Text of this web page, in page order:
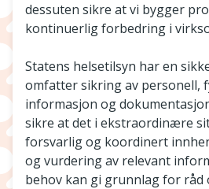
dessuten sikre at vi bygger
kontinuerlig forbedring i
Statens helsetilsyn har en
omfatter sikring av personell,
informasjon og
sikre at det i ekstraordinære
forsvarlig og koordinert
og vurdering av relevant
behov kan gi grunnlag for råd